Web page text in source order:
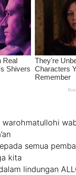
warohmatullohi
semua
kita
lindungan